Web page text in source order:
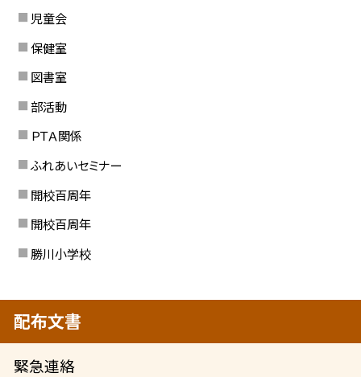
児童会
保健室
図書室
部活動
ＰＴＡ関係
ふれあいセミナー
開校百周年
開校百周年
勝川小学校
配布文書
緊急連絡